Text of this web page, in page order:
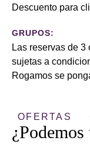
Descuento para
GRUPOS:
Las reservas de
sujetas a
Rogamos se
OFERTAS
¿Podemos